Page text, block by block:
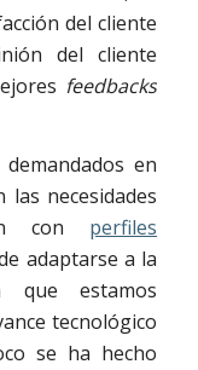
del cliente
del cliente
feedbacks
en
necesidades
con perfiles
adaptarse a la
que estamos
tecnológico
se ha hecho